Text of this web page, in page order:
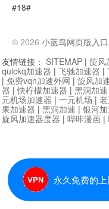
#18#
© 2026 小蓝鸟网页版入口
永久免费的
友情链接： SITEMAP | 旋风
quickq加速器 | 飞驰加速器 |
| 免费vqn加速外网 | 旋风加
器 |快柠檬加速器 | 黑洞加速
元机场加速器 | 一元机场 |
果加速器 | 黑洞加速 | 银河
旋风加速器度器 | 哔咔漫画 |